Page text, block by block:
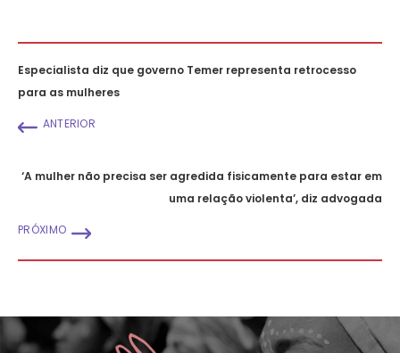
Especialista diz que governo Temer representa retrocesso
para as mulheres
ANTERIOR
‘A mulher não precisa ser agredida fisicamente para estar em
uma relação violenta’, diz advogada
PRÓXIMO